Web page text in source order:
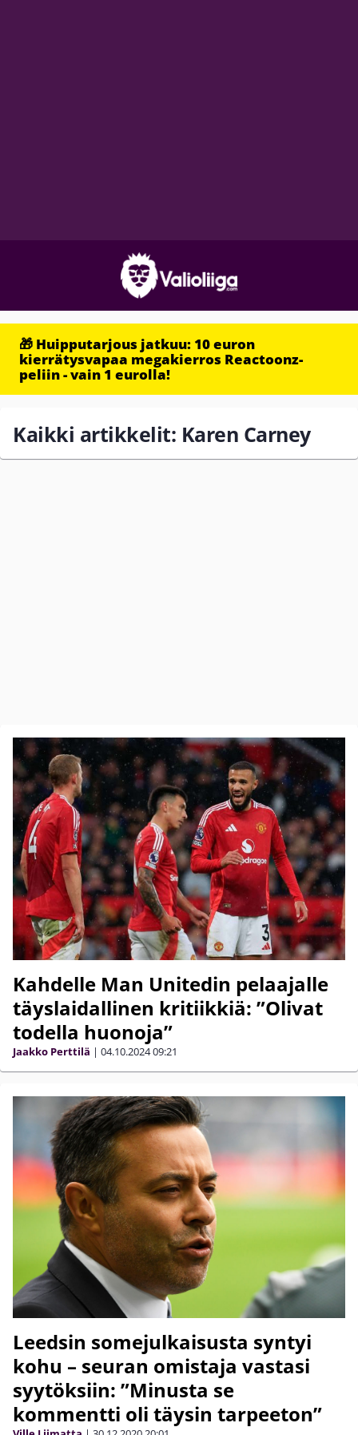
🎁 Huipputarjous jatkuu: 10 euron
kierrätysvapaa megakierros Reactoonz-
peliin - vain 1 eurolla!
Kaikki artikkelit: Karen Carney
Kahdelle Man Unitedin pelaajalle
täyslaidallinen kritiikkiä: ”Olivat
todella huonoja”
Jaakko Perttilä | 04.10.202409:21
Leedsin somejulkaisusta syntyi
kohu – seuran omistaja vastasi
syytöksiin: ”Minusta se
kommentti oli täysin tarpeeton”